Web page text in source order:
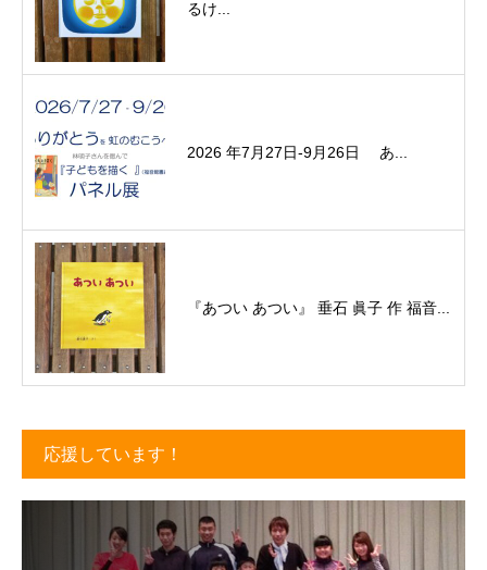
るけ...
2026 年7月27日-9月26日 あ...
『あつい あつい』 垂石 眞子 作 福音...
応援しています！